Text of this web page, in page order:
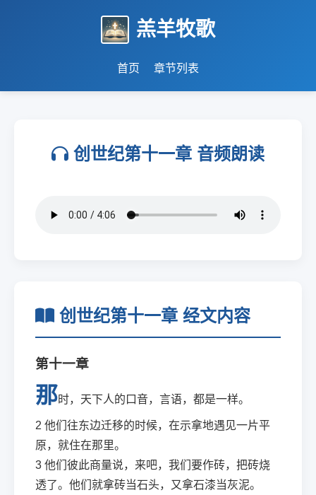
羔羊牧歌
首页 章节列表
创世纪第十一章 音频朗读
创世纪第十一章 经文内容
第十一章
那时，天下人的口音，言语，都是一样。
2 他们往东边迁移的时候，在示拿地遇见一片平
原，就住在那里。
3 他们彼此商量说，来吧，我们要作砖，把砖烧
透了。他们就拿砖当石头，又拿石漆当灰泥。